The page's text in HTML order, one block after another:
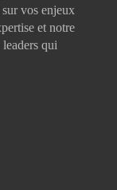
vos enjeux
et notre
qui